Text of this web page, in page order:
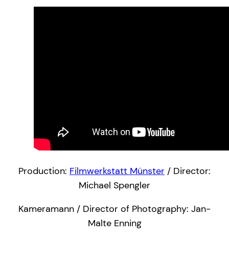
Production: Filmwerkstatt Münster / Director:
Michael Spengler
Kameramann / Director of Photography: Jan-
Malte Enning